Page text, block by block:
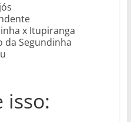
x Itupiranga
da Segundinha
isso: